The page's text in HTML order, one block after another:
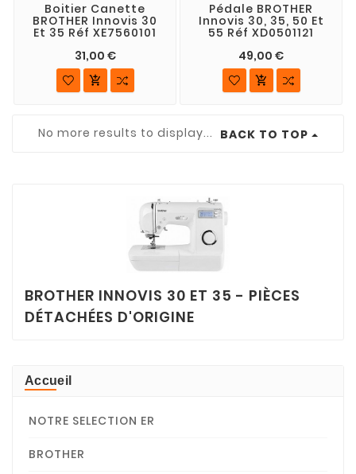
Boitier Canette
BROTHER Innovis 30
Et 35 Réf XE7560101
31,00 €

Pédale BROTHER
Innovis 30, 35, 50 Et
55 Réf XD0501121
49,00 €

No more results to display... BACK TO TOP
BROTHER INNOVIS 30 ET 35 - PIÈCES
DÉTACHÉES D'ORIGINE
Accueil
NOTRE SELECTION ER
BROTHER